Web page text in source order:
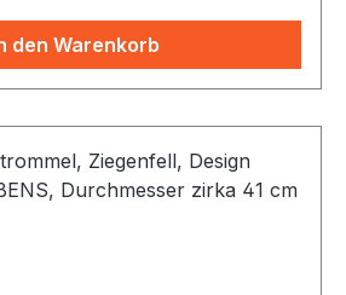
ermöglicht das Nutzen der
Die Trommel eignet sich gut
Klangbaden. Das stabile
den perfekten Tragekomfort.
den Warenkorb